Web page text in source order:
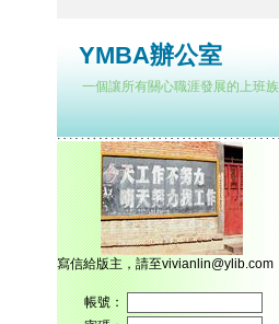
YMBA辦公室
一個讓所有關心職涯發展的上班
寫信給版主，請至vivianlin@ylib.com
帳號：